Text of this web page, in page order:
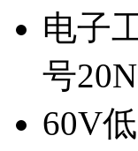
电子
号
60V